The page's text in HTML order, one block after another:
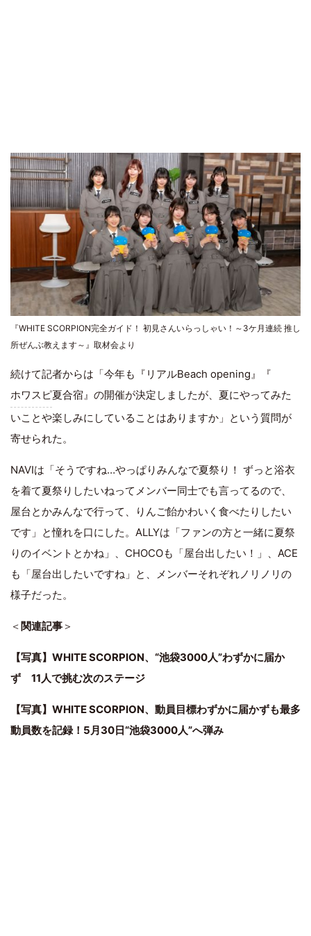
『WHITE SCORPION完全ガイド！ 初見さんいらっしゃい！～3ケ月連続 推し
所ぜんぶ教えます～』取材会より
続けて記者からは「今年も『リアルBeach opening』『
ホワスピ夏合宿』の開催が決定しましたが、夏にやってみた
いことや楽しみにしていることはありますか」という質問が
寄せられた。
NAVIは「そうですね…やっぱりみんなで夏祭り！ ずっと浴衣
を着て夏祭りしたいねってメンバー同士でも言ってるので、
屋台とかみんなで行って、りんご飴かわいく食べたりしたい
です」と憧れを口にした。ALLYは「ファンの方と一緒に夏祭
りのイベントとかね」、CHOCOも「屋台出したい！」、ACE
も「屋台出したいですね」と、メンバーそれぞれノリノリの
様子だった。
＜ 関連記事＞
【写真】WHITE SCORPION、“池袋3000人”わずかに届か
ず 11人で挑む次のステージ
【写真】WHITE SCORPION、動員目標わずかに届かずも最多
動員数を記録！5月30日“池袋3000人”へ弾み